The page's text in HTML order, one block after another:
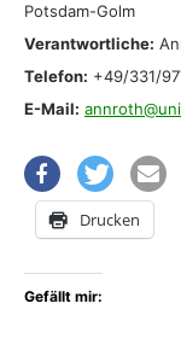
Potsdam-Golm
Verantwortliche:
Telefon: +49/331/
E-Mail:
Drucken
Gefällt mir: